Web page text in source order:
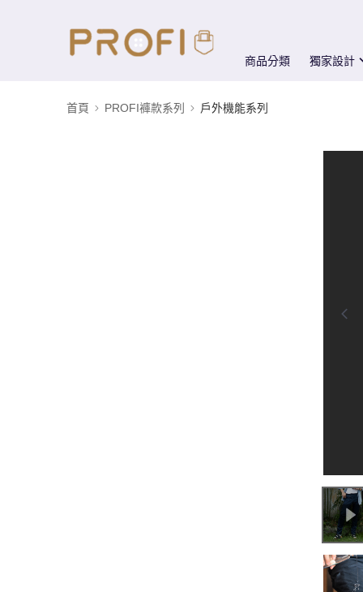
商品分類 獨家設計
首頁 PROFI褲款系列 戶外機能系列